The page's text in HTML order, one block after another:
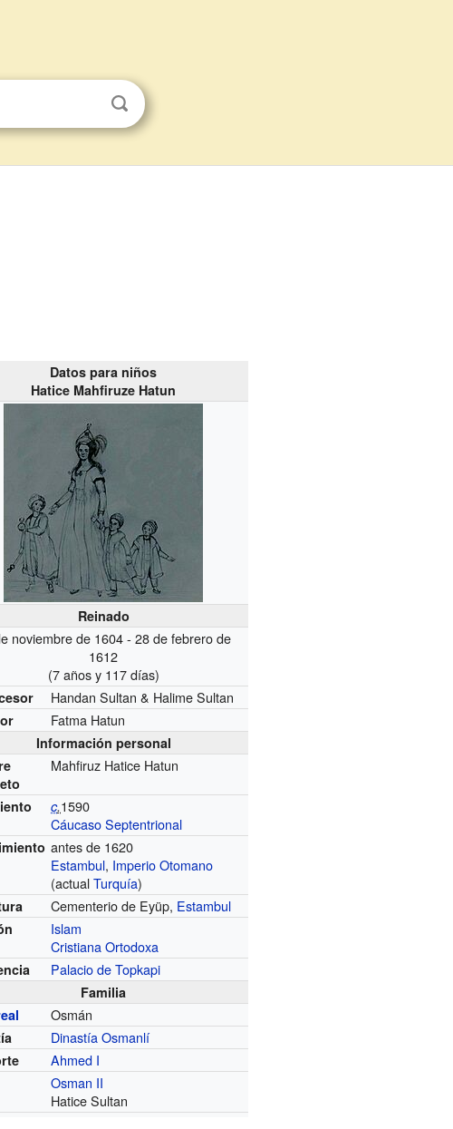
Datos para niños
Hatice Mahfiruze Hatun
Reinado
noviembre de 1604 - 28 de febrero de
1612
(7 años y 117 días)
Handan Sultan & Halime Sultan
Fatma Hatun
Información personal
Mahfiruz Hatice Hatun
c.1590
Cáucaso Septentrional
antes de 1620
Estambul, Imperio Otomano
(actualTurquía)
Cementerio de Eyüp, Estambul
Islam
Cristiana Ortodoxa
Palacio de Topkapi
Familia
Osmán
Dinastía Osmanlí
Ahmed I
Osman II
Hatice Sultan